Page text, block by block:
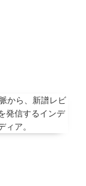
から、新譜レビ
発信するインデ
ア。